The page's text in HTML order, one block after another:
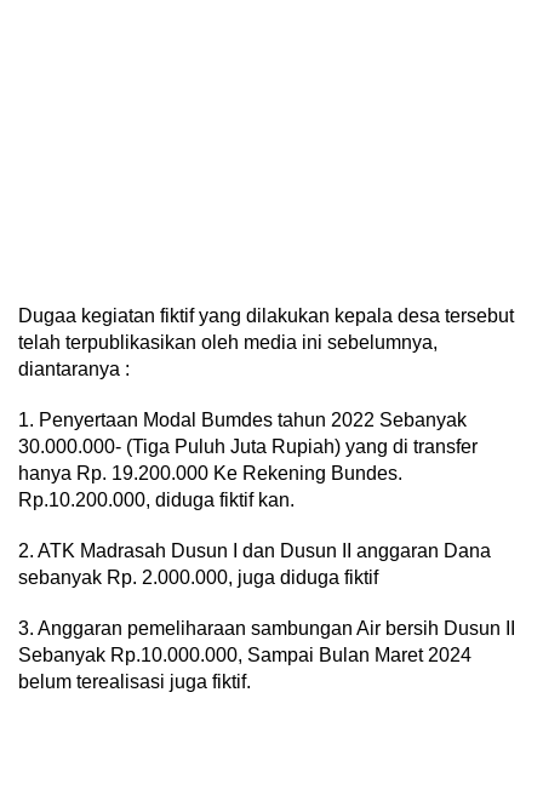
Dugaa kegiatan fiktif yang dilakukan kepala desa tersebut
telah terpublikasikan oleh media ini sebelumnya,
diantaranya :
1. Penyertaan Modal Bumdes tahun 2022 Sebanyak
30.000.000- (Tiga Puluh Juta Rupiah) yang di transfer
hanya Rp. 19.200.000 Ke Rekening Bundes.
Rp.10.200.000, diduga fiktif kan.
2. ATK Madrasah Dusun I dan Dusun II anggaran Dana
sebanyak Rp. 2.000.000, juga diduga fiktif
3. Anggaran pemeliharaan sambungan Air bersih Dusun II
Sebanyak Rp.10.000.000, Sampai Bulan Maret 2024
belum terealisasi juga fiktif.